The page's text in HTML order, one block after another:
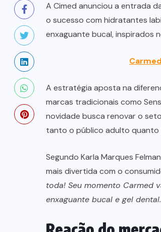
A Cimed anunciou a entrada
o sucesso com hidratantes
enxaguante bucal, inspirados
A estratégia aposta na
marcas tradicionais como
novidade busca renovar o
tanto o público adulto quanto
Segundo Karla Marques
mais divertida com o
toda! Seu momento Carmed
enxaguante bucal e gel